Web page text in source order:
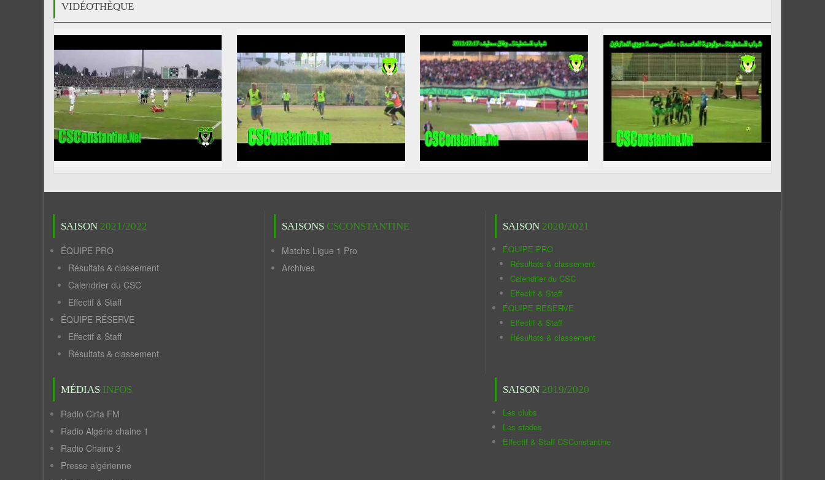
VIDÉOTHÈQUE
SAISON 2021/2022
ÉQUIPE PRO
Résultats & classement
Calendrier du CSC
Effectif & Staff
ÉQUIPE RÉSERVE
Effectif & Staff
Résultats & classement
MÉDIAS INFOS
Radio Cirta FM
Radio Algérie chaine 1
Radio Chaine 3
Presse algérienne
SAISONS CSCONSTANTINE
Matchs Ligue 1 Pro
Archives
SAISON 2020/2021
ÉQUIPE PRO
Résultats & classement
Calendrier du CSC
Effectif & Staff
ÉQUIPE RÉSERVE
Effectif & Staff
Résultats & classement
SAISON 2019/2020
Les clubs
Les stades
Effectif & Staff CSConstantine